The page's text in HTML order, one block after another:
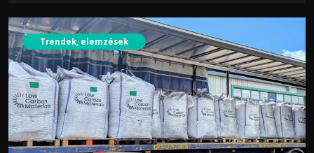
Trendek, elemzések